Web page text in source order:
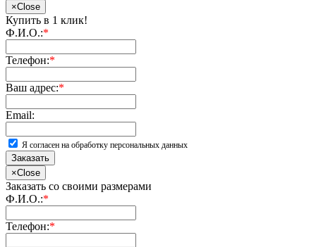
×Close
Купить в 1 клик!
Ф.И.О.:*
Телефон:*
Ваш адрес:*
Email:
Я согласен на обработку персональных данных
Заказать
×Close
Заказать со своими размерами
Ф.И.О.:*
Телефон:*